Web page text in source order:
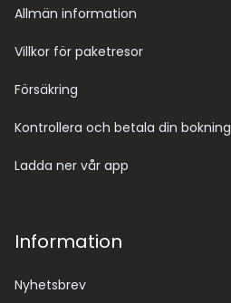
Allmän information
Villkor för paketresor
Försäkring
Kontrollera och betala din bokning
Ladda ner vår app
Information
Nyhetsbrev